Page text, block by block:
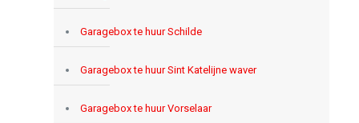
Garagebox te huur Schilde
Garagebox te huur Sint Katelijne waver
Garagebox te huur Vorselaar